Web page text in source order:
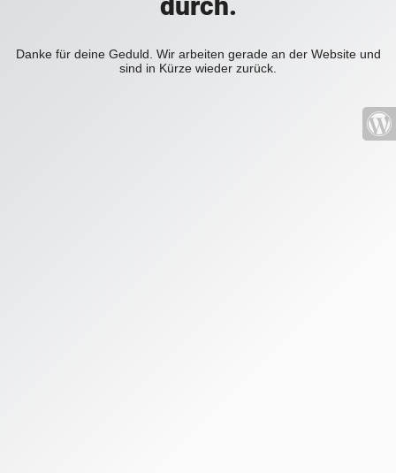
Danke für deine Geduld. Wir arbeiten gerade an der Website und
sind in Kürze wieder zurück.